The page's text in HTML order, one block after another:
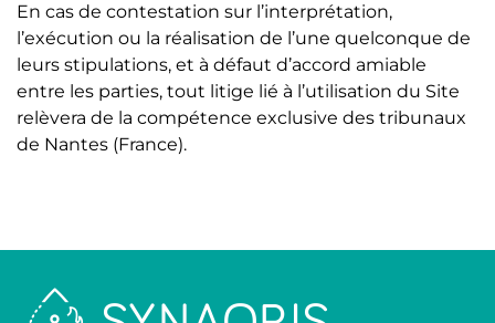
En cas de contestation sur l’interprétation,
l’exécution ou la réalisation de l’une quelconque de
leurs stipulations, et à défaut d’accord amiable
entre les parties, tout litige lié à l’utilisation du Site
relèvera de la compétence exclusive des tribunaux
de Nantes (France).